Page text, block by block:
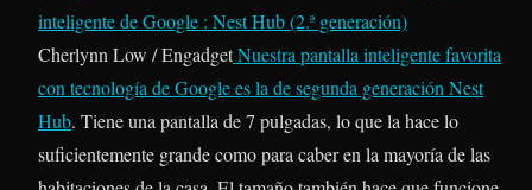
inteligente de Google : Nest Hub (2.ª generación)
Cherlynn Low / EngadgetNuestra pantalla inteligente favorita
con tecnología de Google es la de segunda generación Nest
Hub. Tiene una pantalla de 7 pulgadas, lo que la hace lo
suficientemente grande como para caber en la mayoría de las